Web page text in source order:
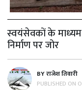
स्वयंसेवकों के माध्यम
निर्माण पर जोर
BYराजेश तिवारी
PUBLISHED ON